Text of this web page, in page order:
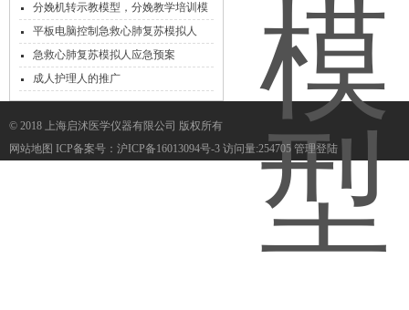
分娩机转示教模型，分娩教学培训模
型
平板电脑控制急救心肺复苏模拟人
（无线版/瞳孔对光反射）
急救心肺复苏模拟人应急预案
成人护理人的推广
© 2018 上海启沭医学仪器有限公司 版权所有
网站地图 ICP备案号： 沪ICP备16013094号-3 访问量:254705 管理登陆